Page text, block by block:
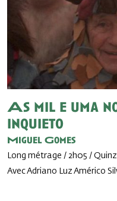
As mil e uma
inquieto
Miguel Gomes
Long métrage / 2h05 /
Avec Adriano Luz Américo